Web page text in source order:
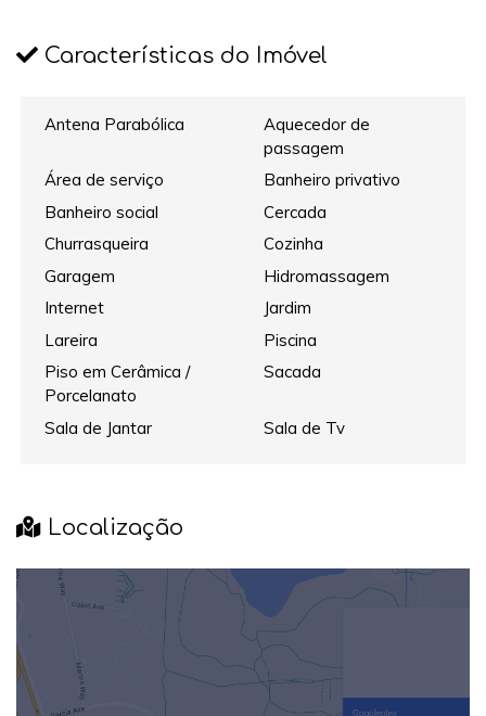
Características do Imóvel
Antena Parabólica
Aquecedor de
passagem
Área de serviço
Banheiro privativo
Banheiro social
Cercada
Churrasqueira
Cozinha
Garagem
Hidromassagem
Internet
Jardim
Lareira
Piscina
Piso em Cerâmica /
Porcelanato
Sacada
Sala de Jantar Sala de Tv
Localização